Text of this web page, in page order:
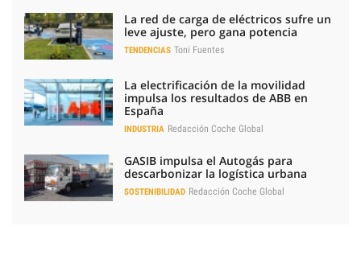
La red de carga de eléctricos sufre un
leve ajuste, pero gana potencia
TENDENCIAS Toni Fuentes
La electrificación de la movilidad
impulsa los resultados de ABB en
España
INDUSTRIA Redacción Coche Global
GASIB impulsa el Autogás para
descarbonizar la logística urbana
SOSTENIBILIDAD Redacción Coche Global